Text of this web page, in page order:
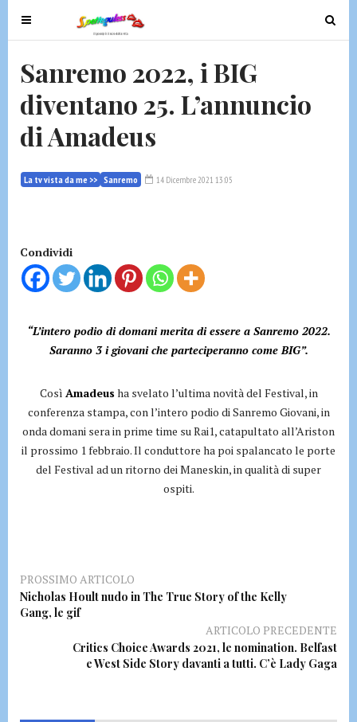
T
o
g
e
n
v
i
t
o
T
o
Sanremo 2022, i BIG
diventano 25. L’annuncio
di Amadeus
La tv vista da me >> Sanremo 14 Dicembre 2021 13:05
Condividi
“L’intero podio di domani merita di essere a Sanremo 2022.
Saranno 3 i giovani che parteciperanno come BIG”.
Così Amadeus ha svelato l’ultima novità del Festival, in
conferenza stampa, con l’intero podio di Sanremo Giovani, in
onda domani sera in prime time su Rai1, catapultato all’Ariston
il prossimo 1 febbraio. Il conduttore ha poi spalancato le porte
del Festival ad un ritorno dei Maneskin, in qualità di super
ospiti.
PROSSIMO ARTICOLO
Nicholas Hoult nudo in The True Story of the Kelly
Gang, le gif
ARTICOLO PRECEDENTE
Critics Choice Awards 2021, le nomination. Belfast
e West Side Story davanti a tutti. C’è Lady Gaga